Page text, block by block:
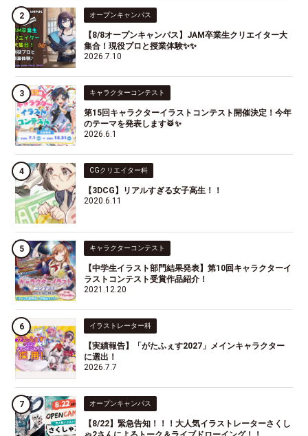
オープンキャンパス
【8/8オープンキャンパス】JAM卒業生クリエイター大
集合！現役プロと授業体験✨✨
2026.7.10
キャラクターコンテスト
第15回キャラクターイラストコンテスト開催決定！今年
のテーマを発表します🥁✨
2026.6.1
CGクリエイター科
【3DCG】リアルすぎる女子高生！！
2020.6.11
キャラクターコンテスト
【中学生イラスト部門結果発表】第10回キャラクターイ
ラストコンテスト受賞作品紹介！
2021.12.20
イラストレーター科
【実績報告】「がたふぇす2027」メインキャラクター
に選出！
2026.7.7
オープンキャンパス
【8/22】緊急告知！！！大人気イラストレーターさくし